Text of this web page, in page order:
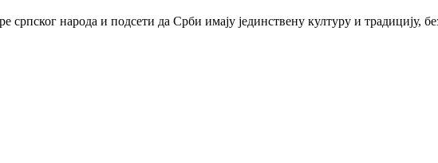
народа и подсети да Срби имају јединствену културу и традицију,